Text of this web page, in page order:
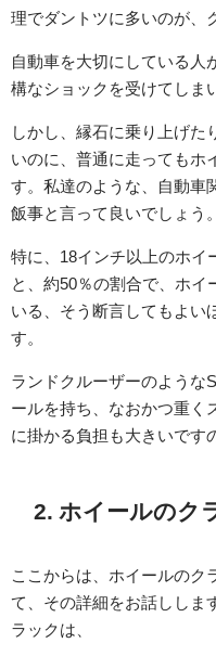
理でダントツに多いのが、
自動車を大切にしている人
構なショックを受けてしま
しかし、縁石に乗り上げた
いのに、普通に走ってもホ
す。私達のような、自動車
飯事と言って良いでしょう。
特に、18インチ以上のホイ
と、約50％の割合で、ホイ
いる、そう断言してもよい
す。
ランドクルーザーのような
ールを持ち、なおかつ重く
に掛かる負担も大きいです
2. ホイールのク
ここからは、ホイールのク
て、その詳細をお話ししま
ラックは、